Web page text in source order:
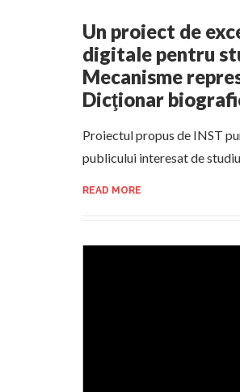
Un proiect de
digitale pentru
Mecanisme
Dicţionar
Proiectul propus de INST
publicului interesat de
READ MORE